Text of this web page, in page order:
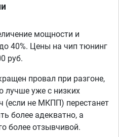
мощности и
40%. Цены на чип тюнинг
руб.
провал при разгоне,
лучше уже с низких
(если не МКПП) перестанет
более адекватно, а
более отзывчивой.